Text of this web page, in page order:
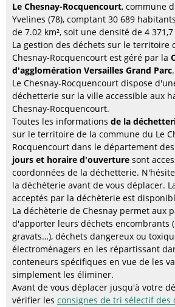
Le Chesnay-Rocquencourt, commune
Yvelines (78), comptant 30 689
de 7.02 km², soit une densité de 4
La gestion des déchets sur le territoire
Chesnay-Rocquencourt est géré par la
d'agglomération Versailles Grand Parc.
Le Chesnay-Rocquencourt dispose
déchetterie sur la ville accessible aux
Chesnay-Rocquencourt.
Toutes les informations de la
sur le territoire de la commune du Le
Rocquencourt dans le département des
jours et horaire d'ouverture sont
coordonnées de la déchetterie.
la déchèterie avant de vous déplacer.
acceptés par la déchèterie est
La déchèterie de Chesnay permet aux
d'apporter leurs déchets encombrants
gravats…), déchets dangereux ou
électroménagers en les répartissant
conteneurs spécifiques en vue de les
simplement les éliminer.
Avant de vous déplacer jusqu'à votre
vérifier les consignes de tri sélectif des